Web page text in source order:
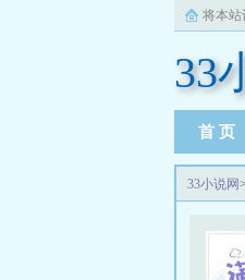
将本站
33
首 页
33小说网>